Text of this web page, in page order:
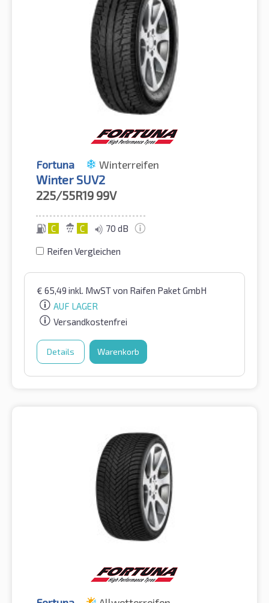
Fortuna Winterreifen
Winter SUV2
225/55R19 99V
C C 70 dB
Reifen Vergleichen
€ 65,49 inkl. MwSTvon Raifen Paket GmbH
AUF LAGER
Versandkostenfrei
Details Warenkorb